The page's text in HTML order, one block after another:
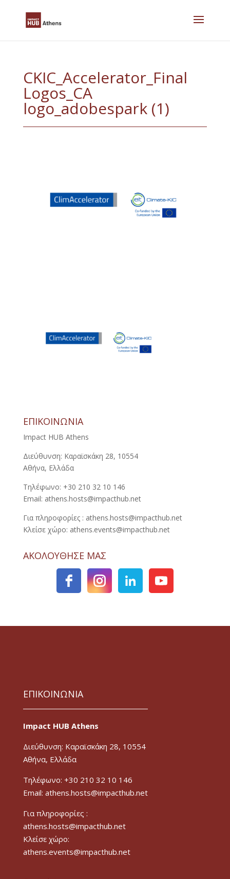
CKIC_Accelerator_Final
Logos_CA
logo_adobespark (1)
ΕΠΙΚΟΙΝΩΝΙΑ
Impact HUB Athens
Διεύθυνση: Καραϊσκάκη 28, 10554
Αθήνα, Ελλάδα
Τηλέφωνο: +30 210 32 10 146
Email: athens.hosts@impacthub.net
Για πληροφορίες : athens.hosts@impacthub.net
Κλείσε χώρο: athens.events@impacthub.net
ΑΚΟΛΟΥΘΗΣΕ ΜΑΣ
ΕΠΙΚΟΙΝΩΝΙΑ
Impact HUB Athens
Διεύθυνση: Καραϊσκάκη 28, 10554
Αθήνα, Ελλάδα
Τηλέφωνο: +30 210 32 10 146
Email: athens.hosts@impacthub.net
Για πληροφορίες :
athens.hosts@impacthub.net
Κλείσε χώρο:
athens.events@impacthub.net